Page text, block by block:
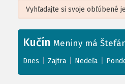
+
−
Leaflet| ©OpenStreetMap, Tiles
Kučín Meniny má
Dnes Zajtra Nedeľa